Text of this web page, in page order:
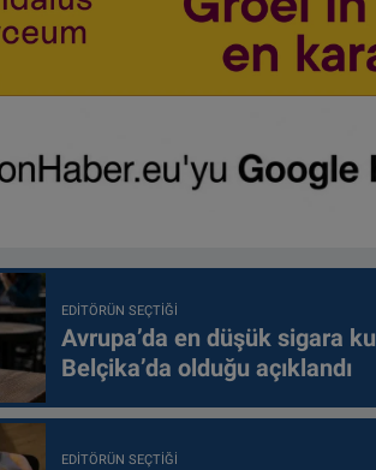
EDITÖRÜN SEÇTIĞI
Avrupa’da en düşük sigara
Belçika’da olduğu açıklandı
EDITÖRÜN SEÇTIĞI